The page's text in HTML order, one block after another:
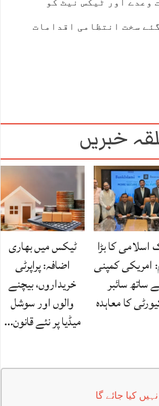
وعدے اور ٹیکس نیٹ کو
سخت انتظامی اقدامات
خبریں
اسلامی کا بڑا
امریکی کمپنی
ساتھ سائبر
کا معاہدہ
ٹیکس میں بھاری
اضافہ: پراپرٹی
خریداروں، بیچنے
والوں اور سوشل
میڈیا پر نئے قانون…
کیا جائے گا